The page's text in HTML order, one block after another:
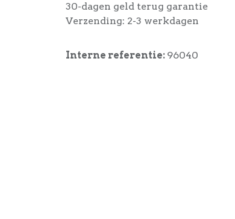
30-dagen geld terug garantie
Verzending: 2-3 werkdagen
Interne referentie: 96040